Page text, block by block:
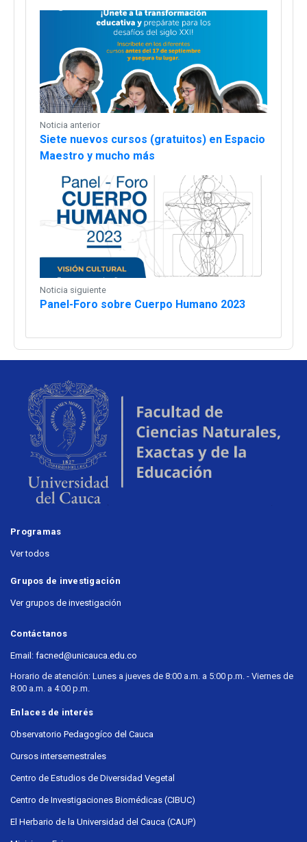
Noticia anterior
Siete nuevos cursos (gratuitos) en Espacio
Maestro y mucho más
Noticia siguiente
Panel-Foro sobre Cuerpo Humano 2023
Programas
Ver todos
Grupos de investigación
Ver grupos de investigación
Contáctanos
Email: facned@unicauca.edu.co
Horario de atención: Lunes a jueves de 8:00 a.m. a 5:00 p.m. - Viernes de
8:00 a.m. a 4:00 p.m.
Enlaces de interés
Observatorio Pedagogíco del Cauca
Cursos intersemestrales
Centro de Estudios de Diversidad Vegetal
Centro de Investigaciones Biomédicas (CIBUC)
El Herbario de la Universidad del Cauca (CAUP)